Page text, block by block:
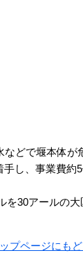
などで堰本体が
手し、事業費約
を30アールの大
プページにもど